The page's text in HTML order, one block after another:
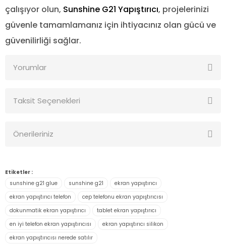
çalışıyor olun, Sunshine G21 Yapıştırıcı, projelerinizi
güvenle tamamlamanız için ihtiyacınız olan gücü ve
güvenilirliği sağlar.
Yorumlar
Taksit Seçenekleri
Önerileriniz
konularda yetersiz gördüğünüz noktaları öneri formunu
kullanarak tarafımıza iletebilirsiniz.
Görüş ve önerileriniz için teşekkür ederiz.
Ürün resmi kalitesiz, bozuk veya görüntülenemiyor.
Ürün açıklamasında eksik bilgiler bulunuyor.
Ürün bilgilerinde hatalar bulunuyor.
Etiketler :
sunshine g21 glue
sunshine g21
ekran yapıştırıcı
ekran yapıştırıcı telefon
cep telefonu ekran yapıştırıcısı
dokunmatik ekran yapıştırıcı
tablet ekran yapıştırıcı
en iyi telefon ekran yapıştırıcısı
ekran yapıştırıcı silikon
ekran yapıştırıcısı nerede satılır